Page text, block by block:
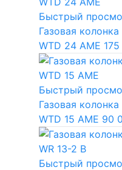
Быстрый
Газовая
WTD 24 AME
Быстрый
Газовая
WTD 15 AME 90
Быстрый